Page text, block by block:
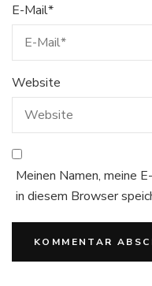
E-Mail*
Website
Meinen Namen, meine
in diesem Browser